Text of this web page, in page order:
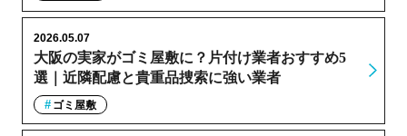
大阪の実家がゴミ屋敷に？片付け業者おすすめ5
選｜近隣配慮と貴重品捜索に強い業者
2026.05.07
ゴミ屋敷